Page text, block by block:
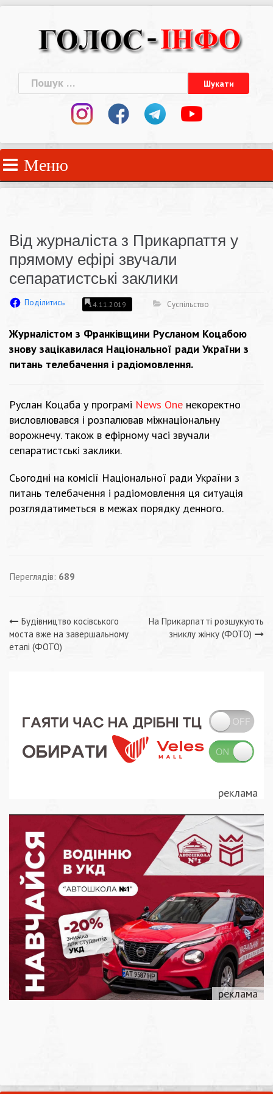
Пошук:
Меню
Від журналіста з Прикарпаття у
прямому ефірі звучали
сепаратистські заклики
Поділитись 14.11.2019 Суспільство
Журналістом з Франківщини Русланом Коцабою
знову зацікавилася Національної ради України з
питань телебачення і радіомовлення.
Руслан Коцаба у програмі News One некоректно
висловлювався і розпалював міжнаціональну
ворожнечу. також в ефірному часі звучали
сепаратистські заклики.
Сьогодні на комісії Національної ради України з
питань телебачення і радіомовлення ця ситуація
розглядатиметься в межах порядку денного.
Переглядів: 689
Навігація
записів
Будівництво косівського
моста вже на завершальному
етапі (ФОТО)
На Прикарпатті розшукують
зниклу жінку (ФОТО)